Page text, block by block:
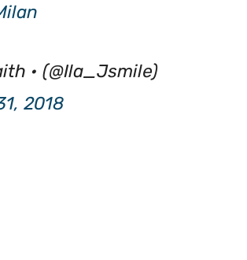
• (@Ila_Jsmile)
2018